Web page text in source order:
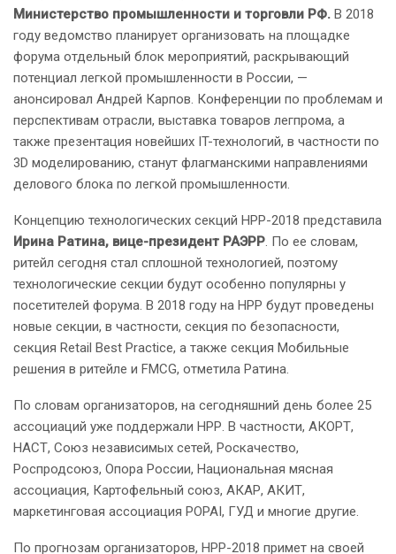
Министерство промышленности и торговли РФ. В 2018
году ведомство планирует организовать на площадке
форума отдельный блок мероприятий, раскрывающий
потенциал легкой промышленности в России, —
анонсировал Андрей Карпов. Конференции по проблемам и
перспективам отрасли, выставка товаров легпрома, а
также презентация новейших IT-технологий, в частности по
3D моделированию, станут флагманскими направлениями
делового блока по легкой промышленности.
Концепцию технологических секций НРР-2018 представила
Ирина Ратина, вице-президент РАЭРР. По ее словам,
ритейл сегодня стал сплошной технологией, поэтому
технологические секции будут особенно популярны у
посетителей форума. В 2018 году на НРР будут проведены
новые секции, в частности, секция по безопасности,
секция Retail Best Practice, а также секция Мобильные
решения в ритейле и FMCG, отметила Ратина.
По словам организаторов, на сегодняшний день более 25
ассоциаций уже поддержали НРР. В частности, АКОРТ,
НАСТ, Союз независимых сетей, Роскачество,
Роспродсоюз, Опора России, Национальная мясная
ассоциация, Картофельный союз, АКАР, АКИТ,
маркетинговая ассоциация POPAI, ГУД и многие другие.
По прогнозам организаторов, НРР-2018 примет на своей